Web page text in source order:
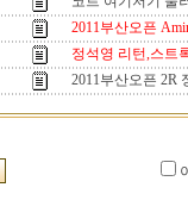
2011부산오픈
정석영 리턴,스트
2011부산오픈 2R